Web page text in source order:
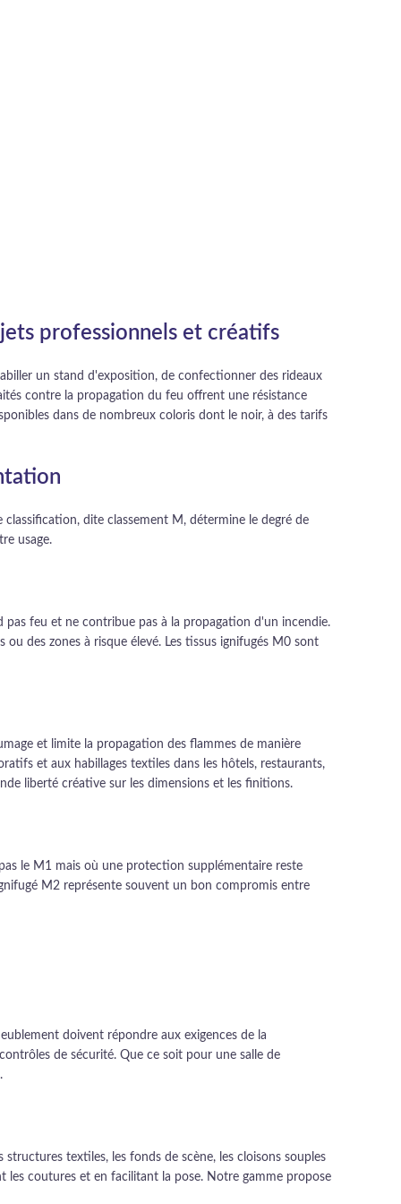
professionnels et créatifs
un stand d'exposition, de confectionner des rideaux
contre la propagation du feu offrent une résistance
dans de nombreux coloris dont le noir, à des tarifs
dite classement M, détermine le degré de
usage.
pas feu et ne contribue pas à la propagation d'un incendie.
des zones à risque élevé. Les tissus ignifugés M0 sont
et limite la propagation des flammes de manière
et aux habillages textiles dans les hôtels, restaurants,
liberté créative sur les dimensions et les finitions.
le M1 mais où une protection supplémentaire reste
M2 représente souvent un bon compromis entre
doivent répondre aux exigences de la
de sécurité. Que ce soit pour une salle de
textiles, les fonds de scène, les cloisons souples
les coutures et en facilitant la pose. Notre gamme propose